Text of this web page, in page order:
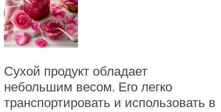
Сухой продукт обладает
небольшим весом. Его легко
транспортировать и использовать в